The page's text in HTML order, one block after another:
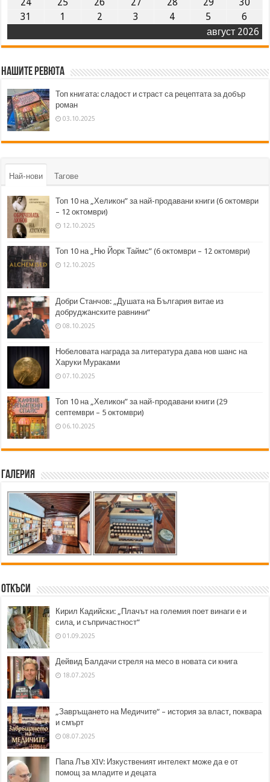
август 2026
31
1 2 3 4 5 6
Нашите ревюта
Топ книгата: сладост и страст са рецептата за добър
роман
03.10.2025
Най-нови Тагове
Топ 10 на „Хеликон” за най-продавани книги (6 октомври
– 12 октомври)
12.10.2025
Топ 10 на „Ню Йорк Таймс” (6 октомври – 12 октомври)
12.10.2025
Добри Станчов: „Душата на България витае из
добруджанските равнини“
08.10.2025
Нобеловата награда за литература дава нов шанс на
Харуки Мураками
07.10.2025
Топ 10 на „Хеликон” за най-продавани книги (29
септември – 5 октомври)
06.10.2025
Галерия
Откъси
Кирил Кадийски: „Плачът на големия поет винаги е и
сила, и съпричастност“
01.09.2025
Дейвид Балдачи стреля на месо в новата си книга
18.07.2025
„Завръщането на Медичите“ – история за власт, поквара
и смърт
08.07.2025
Папа Лъв XIV: Изкуственият интелект може да е от
помощ за младите и децата